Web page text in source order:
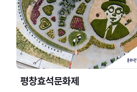
평창효석문화제